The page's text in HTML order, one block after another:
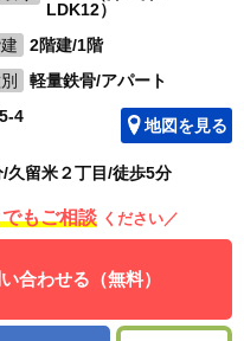
LDK12）
2階建/1階
軽量鉄骨/アパート
4 地図を見る
久留米２丁目/徒歩5分
もご相談 ください／
合わせる（無料）